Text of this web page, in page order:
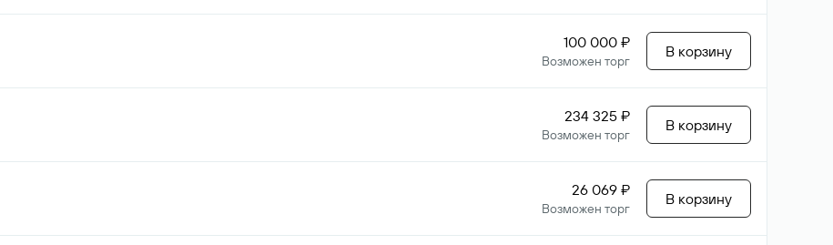
100 000 ₽
Возможен торг
В корзину
234 325 ₽
Возможен торг
В корзину
26 069 ₽
Возможен торг
В корзину